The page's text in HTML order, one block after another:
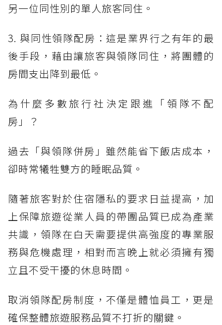
另一位同性別的單人旅客同住。
3. 與同性領隊配房：這是業界行之有年的最
後手段，藉由讓旅客與領隊同住，將團體的
房間支出降到最低。
為什麼多數旅行社決定跟進「領隊不配
房」？
過去「與領隊併房」雖然能省下飯店成本，
卻時常犧牲雙方的睡眠品質。
隨著旅客對於住宿隱私的要求日益提高，加
上保障旅遊從業人員的帶團品質已成為產業
共識，領隊在白天需要提供高強度的專業服
務與危機處理，相對而言晚上就必須擁有獨
立且不受干擾的休息時間。
取消領隊配房制度，不僅是體恤員工，更是
確保整體旅遊服務品質不打折的關鍵。